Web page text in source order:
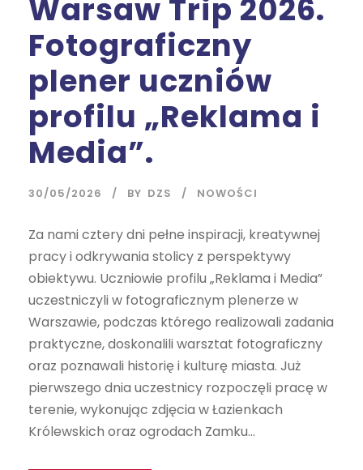
Warsaw Trip 2026.
Fotograficzny
plener uczniów
profilu „Reklama i
Media”.
30/05/2026 BY DZS NOWOŚCI
Za nami cztery dni pełne inspiracji, kreatywnej
pracy i odkrywania stolicy z perspektywy
obiektywu. Uczniowie profilu „Reklama i Media”
uczestniczyli w fotograficznym plenerze w
Warszawie, podczas którego realizowali zadania
praktyczne, doskonalili warsztat fotograficzny
oraz poznawali historię i kulturę miasta. Już
pierwszego dnia uczestnicy rozpoczęli pracę w
terenie, wykonując zdjęcia w Łazienkach
Królewskich oraz ogrodach Zamku...